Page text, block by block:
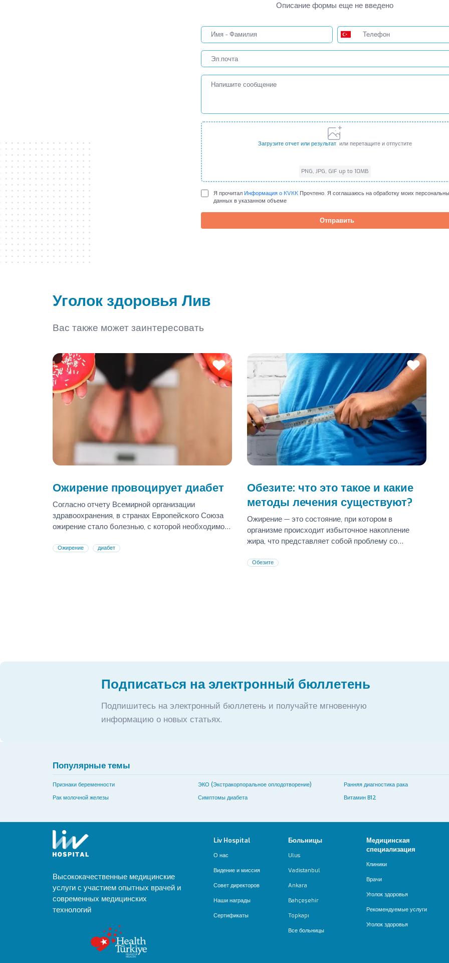
Описание формы еще не введено
Загрузите отчет или результатили перетащите и отпустите
PNG, JPG, GIF up to 10MB
Я прочиталИнформация о KVKKПрочтено. Я соглашаюсь на обработку моих
данных в указанном объеме
Отправить
Уголок здоровья Лив
Вас также может заинтересовать
Ожирение провоцирует диабет
Согласно отчету Всемирной организации
здравоохранения, в странах Европейского Союза
ожирение стало болезнью, с которой необходимо
Ожирение диабет
Обезите: что это такое и какие
методы лечения существуют?
Ожирение — это состояние, при котором в
организме происходит избыточное накопление
жира, что представляет собой проблему со
Обезите
Подписаться на электронный бюллетень
Подпишитесь на электронный бюллетень и получайте мгновенную
информацию о новых статьях.
Популярные темы
Признаки беременности ЭКО (Экстракорпоральное оплодотворение)
Ранняя диагностика рака
Рак молочной железы
Симптомы диабета Витамин B12
Высококачественные медицинские
услуги с участием опытных врачей и
современных медицинских
технологий
Liv Hospital
О нас
Видение и миссия
Совет директоров
Наши награды
Сертификаты
Больницы
Ulus
Vadistanbul
Ankara
Bahçeşehir
Topkapı
Все больницы
Медицинская
специализация
Клиники
Врачи
Уголок здоровья
Рекомендуемые услуги
Уголок здоровья